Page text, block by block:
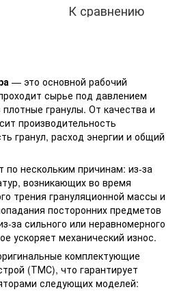
К сравнению
— это основной рабочий
сырье под давлением
гранулы. От качества и
производительность
гранул, расход энергии и общий
по нескольким причинам: из-за
возникающих во время
трения грануляционной массы и
посторонних предметов
за сильного или неравномерного
ускоряет механический износ.
комплектующие
(ТМС), что гарантирует
следующих моделей: